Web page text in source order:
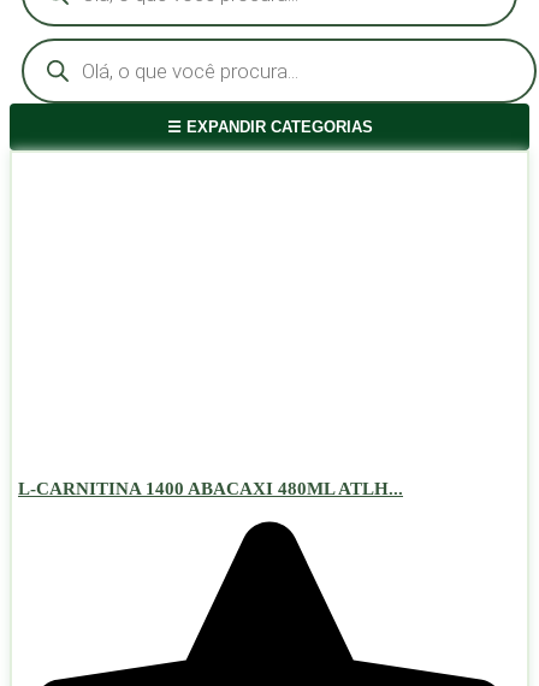
Pesquisar
produtos
☰ EXPANDIR CATEGORIAS
L-CARNITINA 1400 ABACAXI 480ML ATLH...